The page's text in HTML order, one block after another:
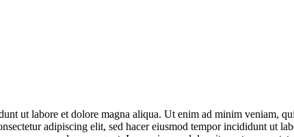
ut labore et dolore magna aliqua. Ut enim ad minim veniam,
adipiscing elit, sed hacer eiusmod tempor incididunt ut